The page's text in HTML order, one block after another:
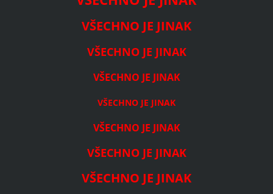
VŠECHNO JE JINAK
VŠECHNO JE JINAK
VŠECHNO JE JINAK
VŠECHNO JE JINAK
VŠECHNO JE JINAK
VŠECHNO JE JINAK
VŠECHNO JE JINAK